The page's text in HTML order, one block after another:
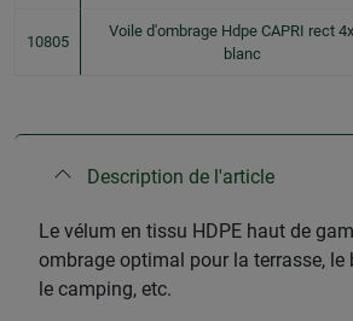
10805
Voile d'ombrage Hdpe CAPRI rect
blanc
Description de l'article
Le vélum en tissu HDPE haut de
ombrage optimal pour la terrasse, le
le camping, etc.